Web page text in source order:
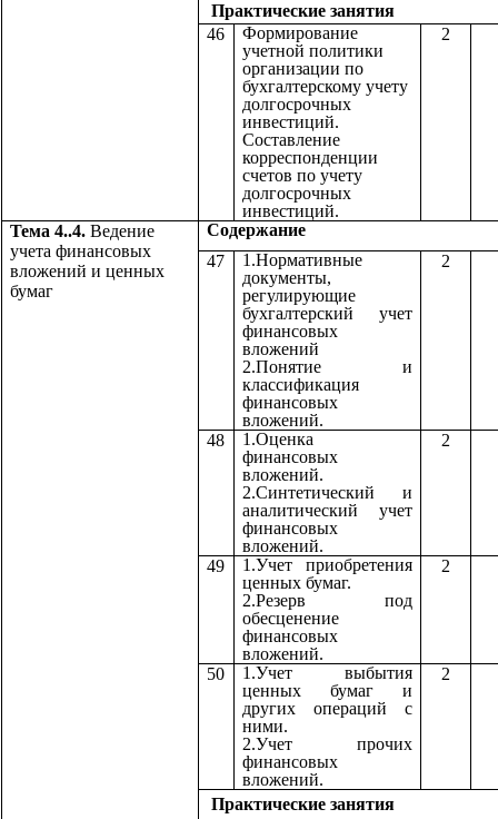
Практические
46
Формирование
учетной политики
организации по
бухгалтерскому учету
долгосрочных
инвестиций.
Составление
корреспонденции
счетов по учету
долгосрочных
инвестиций.
2
Тема 4..4. Ведение
учета финансовых
вложений и ценных
бумаг
47
1.Нормативные
документы,
регулирующие
бухгалтерский учет
финансовых
вложений
2.Понятие и
классификация
финансовых
вложений.
2
48
1.Оценка
финансовых
вложений.
2.Синтетический и
аналитический учет
финансовых
вложений.
2
49
1.Учет приобретения
ценных бумаг.
2.Резерв под
обесценение
финансовых
вложений.
2
50
1.Учет выбытия
ценных бумаг и
других операций с
ними.
2.Учет прочих
финансовых
вложений.
2
Практические